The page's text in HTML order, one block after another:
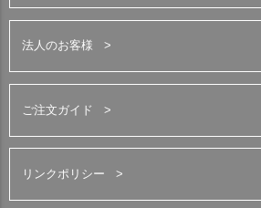
法人のお客様
ご注文ガイド
リンクポリシー